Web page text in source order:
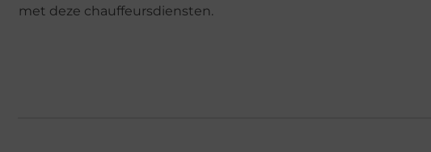
met deze chauffeursdiensten.